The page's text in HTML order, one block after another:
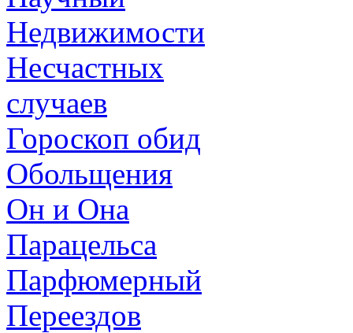
Недвижимости
Несчастных
случаев
Гороскоп обид
Обольщения
Он и Она
Парацельса
Парфюмерный
Переездов